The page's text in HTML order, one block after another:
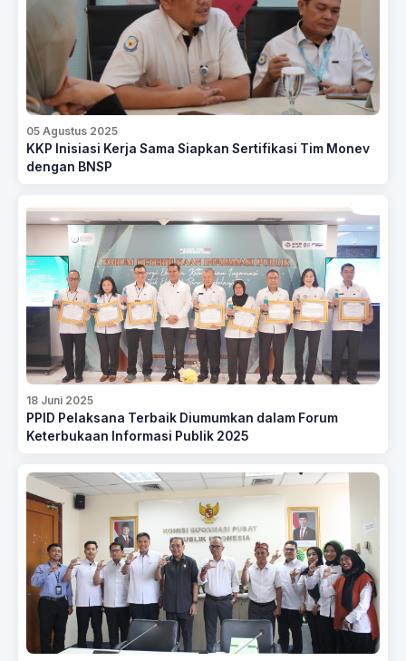
05 Agustus 2025
KKP Inisiasi Kerja Sama Siapkan Sertifikasi Tim Monev
dengan BNSP
18 Juni 2025
PPID Pelaksana Terbaik Diumumkan dalam Forum
Keterbukaan Informasi Publik 2025